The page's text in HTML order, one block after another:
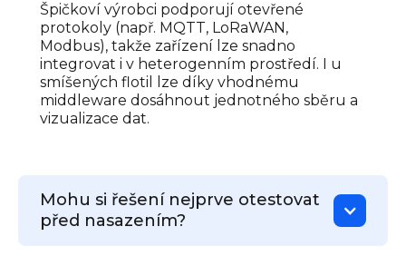
Špičkoví výrobci podporují otevřené
protokoly (např. MQTT, LoRaWAN,
Modbus), takže zařízení lze snadno
integrovat i v heterogenním prostředí. I u
smíšených flotil lze díky vhodnému
middleware dosáhnout jednotného sběru a
vizualizace dat.
Mohu si řešení nejprve otestovat
před nasazením?